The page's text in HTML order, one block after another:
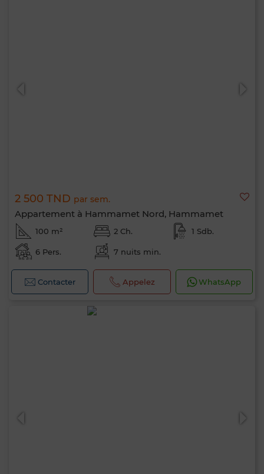
2 500 TND par sem.
Appartement à Hammamet Nord, Hammamet
100 m² 2 Ch. 1 Sdb.
6 Pers. 7 nuits min.
Contacter Appelez WhatsApp